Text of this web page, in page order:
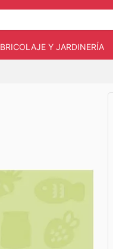
BRICOLAJE Y JARDINERÍA